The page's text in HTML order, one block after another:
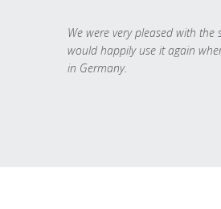
We were very pleased with the
would happily use it again
in Germany.